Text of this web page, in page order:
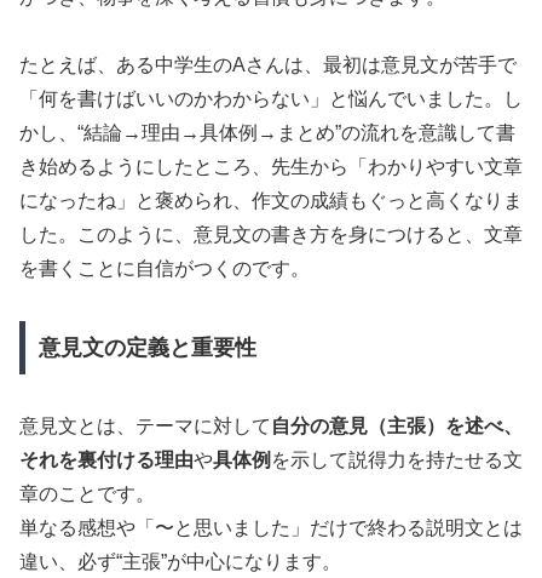
たとえば、ある中学生のAさんは、最初は意見文が苦手で
「何を書けばいいのかわからない」と悩んでいました。し
かし、“結論→理由→具体例→まとめ”の流れを意識して書
き始めるようにしたところ、先生から「わかりやすい文章
になったね」と褒められ、作文の成績もぐっと高くなりま
した。このように、意見文の書き方を身につけると、文章
を書くことに自信がつくのです。
意見文の定義と重要性
意見文とは、テーマに対して 自分の意見（主張）を述べ、
それを裏付ける理由や具体例 を示して説得力を持たせる文
章のことです。
単なる感想や「〜と思いました」だけで終わる説明文とは
違い、必ず“主張”が中心になります。